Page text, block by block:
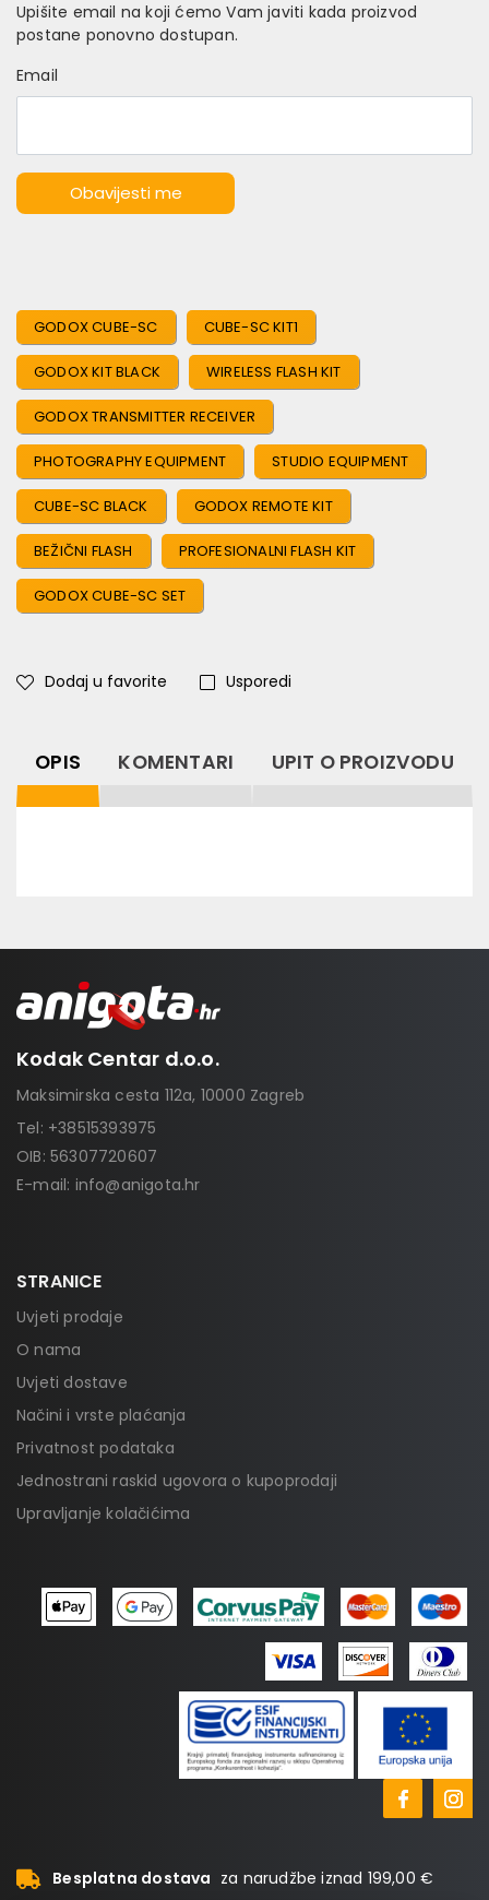
Upišite email na koji ćemo Vam javiti kada proizvod
postane ponovno dostupan.
Email
Obavijesti me
GODOX CUBE-SC CUBE-SC KIT1
GODOX KIT BLACK WIRELESS FLASH KIT
GODOX TRANSMITTER RECEIVER
PHOTOGRAPHY EQUIPMENT STUDIO EQUIPMENT
CUBE-SC BLACK GODOX REMOTE KIT
BEŽIČNI FLASH PROFESIONALNI FLASH KIT
GODOX CUBE-SC SET
Dodaj u favorite Usporedi
OPIS KOMENTARI UPIT O PROIZVODU
Kodak Centar d.o.o.
Maksimirska cesta 112a, 10000 Zagreb
Tel: +38515393975
OIB: 56307720607
E-mail: info@anigota.hr
STRANICE
Uvjeti prodaje
O nama
Uvjeti dostave
Načini i vrste plaćanja
Privatnost podataka
Jednostrani raskid ugovora o kupoprodaji
Upravljanje kolačićima
Besplatna dostava za narudžbe iznad 199,00 €